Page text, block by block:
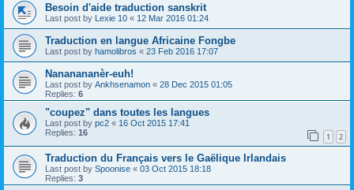
Besoin d'aide traduction sanskrit
Last post by Lexie 10 « 12 Mar 2016 01:24
Traduction en langue Africaine Fongbe
Last post by hamolibros « 23 Feb 2016 17:07
Nananananèr-euh!
Last post by Ankhsenamon « 28 Dec 2015 01:05
Replies: 6
"coupez" dans toutes les langues
Last post by pc2 « 16 Oct 2015 17:41
Replies: 16 1 2
Traduction du Français vers le Gaëlique Irlandais
Last post by Spoonise « 03 Oct 2015 18:18
Replies: 3